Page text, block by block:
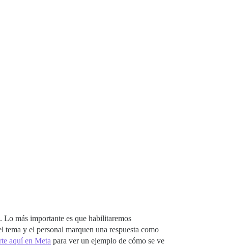
Lo más importante es que habilitaremos
y el personal marquen una respuesta como
aquí en Meta para ver un ejemplo de cómo se ve